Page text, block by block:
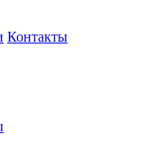
Контакты